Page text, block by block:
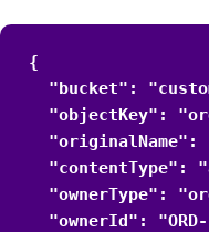
{
"bucket":
"objectKey":
"originalName":
"contentType":
"ownerType":
"ownerId":